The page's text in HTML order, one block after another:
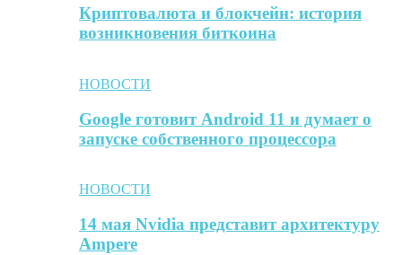
Криптовалюта и блокчейн: история
возникновения биткоина
НОВОСТИ
Google готовит Android 11 и думает о
запуске собственного процессора
НОВОСТИ
14 мая Nvidia представит архитектуру
Ampere